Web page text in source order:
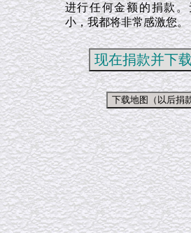
进行任何金额的捐款
小，我都将非常感激您。